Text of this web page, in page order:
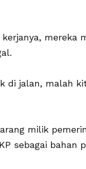
mereka
di jalan, malah
milik
sebagai bahan